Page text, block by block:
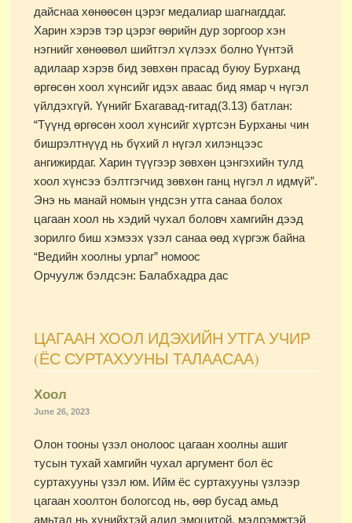
дайснаа хөнөөсөн цэрэг медалиар шагнагддаг.
Харин хэрэв тэр цэрэг өөрийн дур зоргоор хэн
нэгнийг хөнөөвөл шийтгэл хүлээх болно Үүнтэй
адилаар хэрэв бид зөвхөн прасад буюу Бурханд
өргөсөн хоол хүнсийг идэх аваас бид ямар ч нүгэл
үйлдэхгүй. Үүнийг Бхагавад-гитад(3.13) батлан:
“Түүнд өргөсөн хоол хүнсийг хүртсэн Бурханы чин
бишрэлтнүүд нь бүхий л нүгэл хилэнцээс
ангижирдаг. Харин түүгээр зөвхөн цэнгэхийн тулд
хоол хүнсээ бэлтгэгчид зөвхөн ганц нүгэл л идмүй”.
Энэ нь манай номын үндсэн утга санаа болох
цагаан хоол нь хэдий чухал боловч хамгийн дээд
зорилго биш хэмээх үзэл санаа өөд хүргэж байна
“Ведийн хоолны урлаг” номоос
Орчуулж бэлдсэн: Балабхадра дас
ЦАГААН ХООЛ ИДЭХИЙН УТГА УЧИР
(ЁС СУРТАХУУНЫ ТАЛААСАА)
Хоол
June 26, 2023
Олон тооны үзэл онолоос цагаан хоолны ашиг
тусын тухай хамгийн чухал аргумент бол ёс
суртахууны үзэл юм. Ийм ёс суртахууны үзлээр
цагаан хоолтон бологсод нь, өөр бусад амьд
амьтад нь хүнийхтэй адил эмоцитой, мэдрэмжтэй